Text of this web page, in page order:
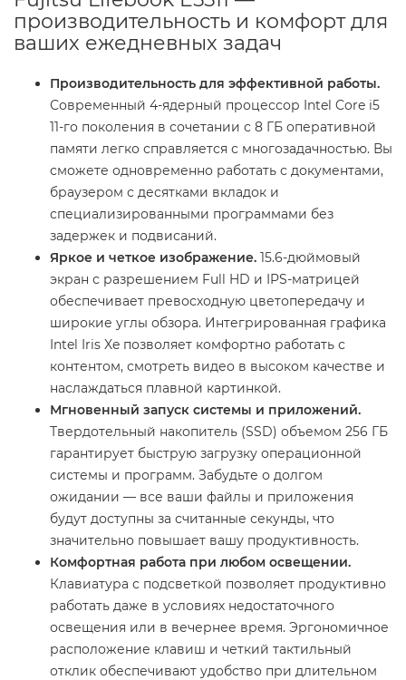
производительность и комфорт для
ваших ежедневных задач
Производительность для эффективной работы.
Современный 4-ядерный процессор Intel Core i5
11-го поколения в сочетании с 8 ГБ оперативной
памяти легко справляется с многозадачностью. Вы
сможете одновременно работать с документами,
браузером с десятками вкладок и
специализированными программами без
задержек и подвисаний.
Яркое и четкое изображение. 15.6-дюймовый
экран с разрешением Full HD и IPS-матрицей
обеспечивает превосходную цветопередачу и
широкие углы обзора. Интегрированная графика
Intel Iris Xe позволяет комфортно работать с
контентом, смотреть видео в высоком качестве и
наслаждаться плавной картинкой.
Мгновенный запуск системы и приложений.
Твердотельный накопитель (SSD) объемом 256 ГБ
гарантирует быструю загрузку операционной
системы и программ. Забудьте о долгом
ожидании — все ваши файлы и приложения
будут доступны за считанные секунды, что
значительно повышает вашу продуктивность.
Комфортная работа при любом освещении.
Клавиатура с подсветкой позволяет продуктивно
работать даже в условиях недостаточного
освещения или в вечернее время. Эргономичное
расположение клавиш и четкий тактильный
отклик обеспечивают удобство при длительном